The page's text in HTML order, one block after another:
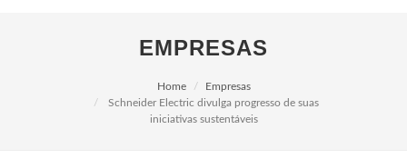
EMPRESAS
Home
Empresas
Schneider Electric divulga progresso de suas
iniciativas sustentáveis